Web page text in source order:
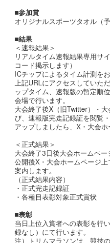
■参加賞
オリジナルスポーツタオル（予
■結果
＜速報結果＞
リアルタイム速報結果専用サ
コード掲示します）
ICチップによるタイム計測をお
上記URLにアクセスしていた
ップタイム、速報版の暫定順
会場で行います。
大会終了後X（旧Twitter）・
び、速報版完走記録証を閲覧
アップしましたら、X・大会ホ
＜正式結果＞
大会終了3日後大会ホームペー
公開後X・大会ホームページ
案内します。
（正式結果内容）
・正式完走記録証
・各種目表彰対象正式賞状
■表彰
当日上位入賞者への表彰を行
録なし）にて行います。
注）トリムマラソンは、競技